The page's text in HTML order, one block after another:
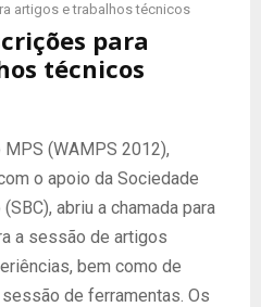
artigos e trabalhos técnicos
para
técnicos
(WAMPS 2012),
o apoio da Sociedade
abriu a chamada para
a sessão de artigos
bem como de
de ferramentas. Os